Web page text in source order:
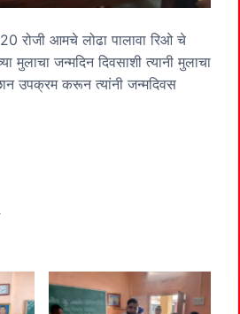
रोजी आमचे लोढा पालावा रिओ चे
मुलाचा जन्मदिन दिवसाशी त्यानी मुलाचा
उपक्रम करून त्यांनी जन्मदिवस